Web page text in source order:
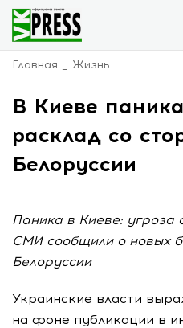
Главная Жизнь
В Киеве
расклад со
Белоруссии
Паника в Киеве: угроза
СМИ сообщили о новых
Белоруссии
Украинские власти
на фоне публикации в